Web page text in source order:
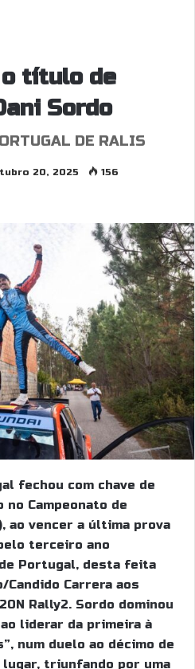
o título de
Sordo
DE RALIS
20, 2025 156
fechou com chave de
Campeonato de
ao vencer a última prova
terceiro ano
Portugal, desta feita
Candido Carrera aos
Rally2. Sordo dominou
liderar da primeira à
num duelo ao décimo de
triunfando por uma